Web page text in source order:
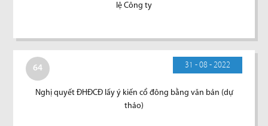
lệ Công ty
64 31 - 08 - 2022
Nghị quyết ĐHĐCĐ lấy ý kiến cổ đông bằng văn bản (dự
thảo)